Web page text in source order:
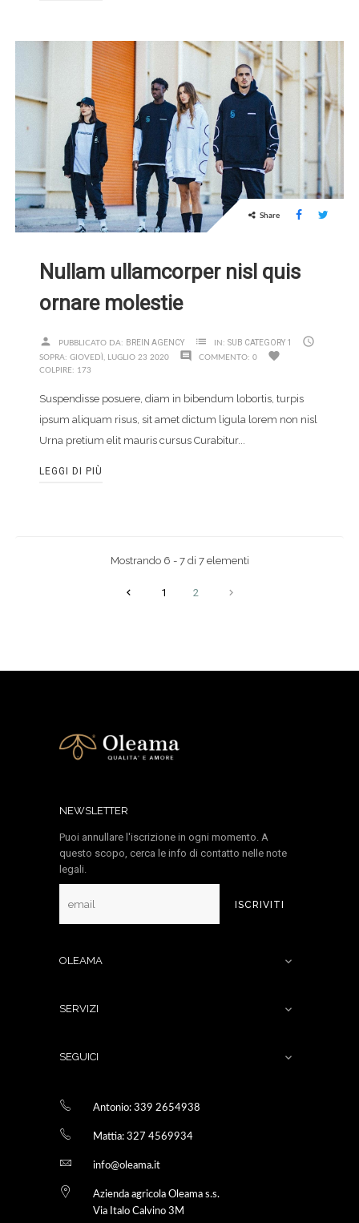
Nullam ullamcorper nisl quis
ornare molestie
Share
person PUBBLICATO DA: BREIN AGENCY list IN: SUB CATEGORY 1 
SOPRA: GIOVEDÌ, LUGLIO 23 2020 comment COMMENTO: 0 favorite
COLPIRE: 173
Suspendisse posuere, diam in bibendum lobortis, turpis
ipsum aliquam risus, sit amet dictum ligula lorem non nisl
Urna pretium elit mauris cursus Curabitur...
LEGGI DI PIÙ
Mostrando 6 - 7 di 7 elementi
 1 2 
NEWSLETTER
Puoi annullare l'iscrizione in ogni momento. A
questo scopo, cerca le info di contatto nelle note
legali.
ISCRIVITI
OLEAMA 
SERVIZI 
SEGUICI 
Antonio: 339 2654938
Mattia: 327 4569934
info@oleama.it
Azienda agricola Oleama s.s.
Via Italo Calvino 3M